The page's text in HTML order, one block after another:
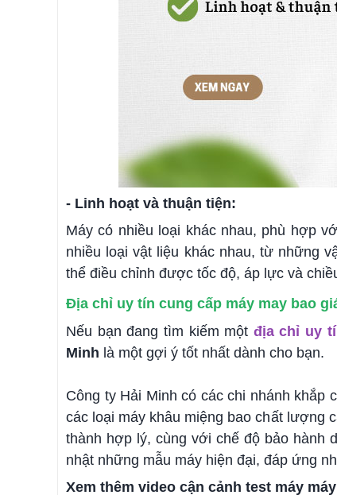
- Linh hoạt và thuận tiện:
Máy có nhiều loại khác nhau, phù hợp
nhiều loại vật liệu khác nhau, từ những
thể điều chỉnh được tốc độ, áp lực và
Địa chỉ uy tín cung cấp máy may bao
Nếu bạn đang tìm kiếm một địa chỉ uy
Minh là một gợi ý tốt nhất dành cho bạn.
Công ty Hải Minh có các chi nhánh khắp
các loại máy khâu miệng bao chất lượng
thành hợp lý, cùng với chế độ bảo hành
nhật những mẫu máy hiện đại, đáp ứng
Xem thêm video cận cảnh test máy